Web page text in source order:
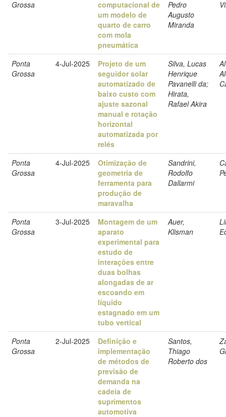
Grossa
computacional de
um modelo de
quarto de carro
com mola
pneumática
Pedro
Augusto
Miranda
Ponta
Grossa
4-Jul-2025
Projeto de um
seguidor solar
automatizado de
baixo custo com
ajuste sazonal
manual e rotação
horizontal
automatizada por
relés
Silva, Lucas
Henrique
Pavanelli da;
Hirata,
Rafael Akira
Ponta
Grossa
4-Jul-2025
Otimização de
geometria de
ferramenta para
produção de
maravalha
Sandrini,
Rodolfo
Dallarmi
Ponta
Grossa
3-Jul-2025
Montagem de um
aparato
experimental para
estudo de
interações entre
duas bolhas
alongadas de ar
escoando em
líquido
estagnado em um
tubo vertical
Auer,
Klisman
Ponta
Grossa
2-Jul-2025
Definição e
implementação
de métodos de
previsão de
demanda na
cadeia de
suprimentos
automotiva
Santos,
Thiago
Roberto dos